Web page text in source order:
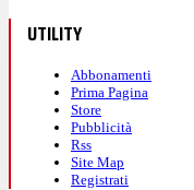
UTILITY
Abbonamenti
Prima Pagina
Store
Pubblicità
Rss
Site Map
Registrati